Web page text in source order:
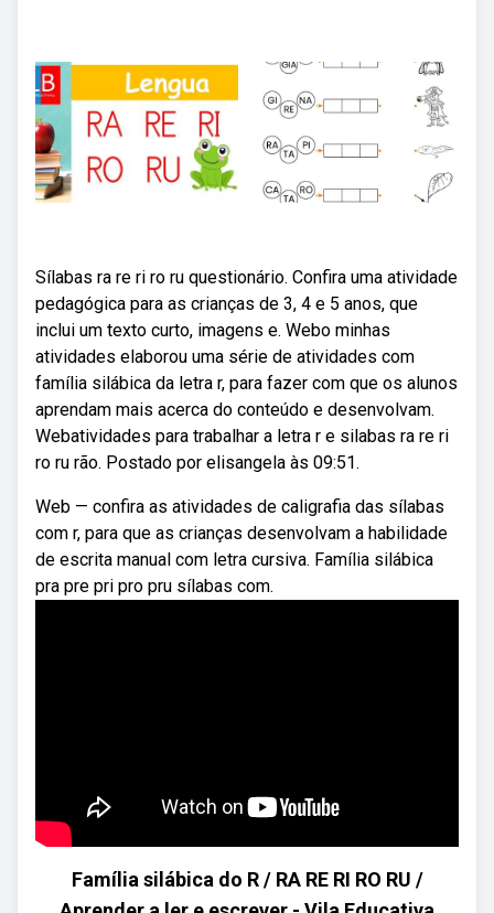
Sílabas ra re ri ro ru questionário. Confira uma atividade
pedagógica para as crianças de 3, 4 e 5 anos, que
inclui um texto curto, imagens e. Webo minhas
atividades elaborou uma série de atividades com
família silábica da letra r, para fazer com que os alunos
aprendam mais acerca do conteúdo e desenvolvam.
Webatividades para trabalhar a letra r e silabas ra re ri
ro ru rão. Postado por elisangela às 09:51.
Web — confira as atividades de caligrafia das sílabas
com r, para que as crianças desenvolvam a habilidade
de escrita manual com letra cursiva. Família silábica
pra pre pri pro pru sílabas com.
Família silábica do R / RA RE RI RO RU /